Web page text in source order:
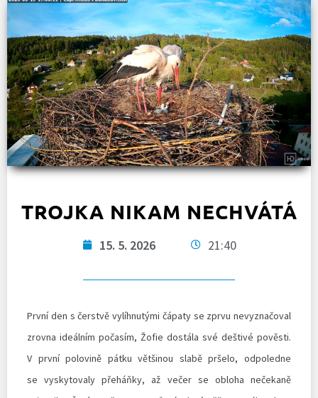
TROJKA NIKAM NECHVÁTÁ
15. 5. 2026 21:40
První den s čerstvě vylíhnutými čápaty se zprvu nevyznačoval
zrovna ideálním počasím, Žofie dostála své deštivé pověsti.
V první polovině pátku většinou slabě pršelo, odpoledne
se vyskytovaly přeháňky, až večer se obloha nečekaně